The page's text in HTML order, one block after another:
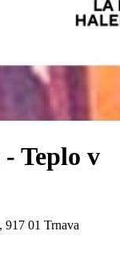
Teplo v
01 Trnava